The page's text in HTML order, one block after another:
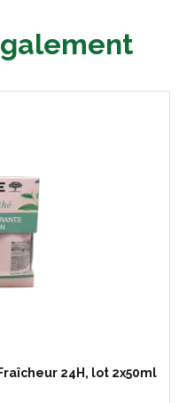
24H, lot 2x50ml